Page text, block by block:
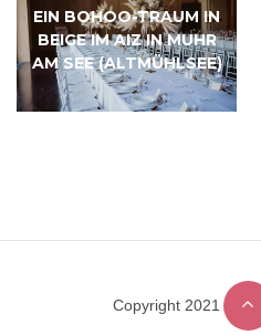
EIN BOHOO-TRAUM IN
BEIGE IM AIZ IN MUHR
AM SEE (ALTMÜHLSEE)
Designed by
Copyright 2021 ©